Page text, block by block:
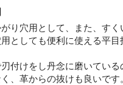
り穴用として、また、す
としても便利に使える平目
付けをし丹念に磨いてい
、革からの抜けも良いです。